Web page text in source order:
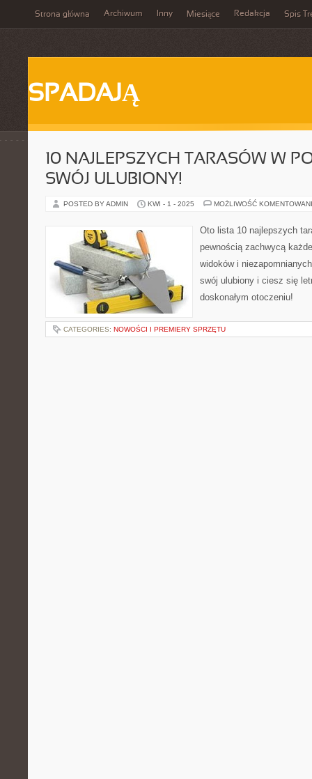
Strona główna Archiwum Inny Miesiące Redakcja Spis
SPADAJĄ
10 NAJLEPSZYCH TARASÓW W
SWÓJ ULUBIONY!
POSTED BY ADMIN KWI - 1 - 2025 MOŻLIWOŚĆ
Oto lista 10 najlepszych
pewnością zachwycą
widoków i
swój ulubiony i ciesz się
doskonałym otoczeniu!
CATEGORIES: NOWOŚCI I PREMIERY SPRZĘTU